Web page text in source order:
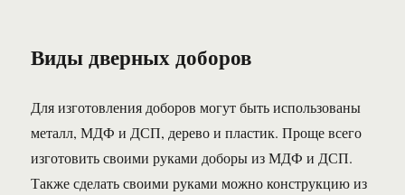
Виды дверных доборов
Для изготовления доборов могут быть использованы
металл, МДФ и ДСП, дерево и пластик. Проще всего
изготовить своими руками доборы из МДФ и ДСП.
Также сделать своими руками можно конструкцию из